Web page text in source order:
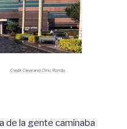
de la gente caminaba